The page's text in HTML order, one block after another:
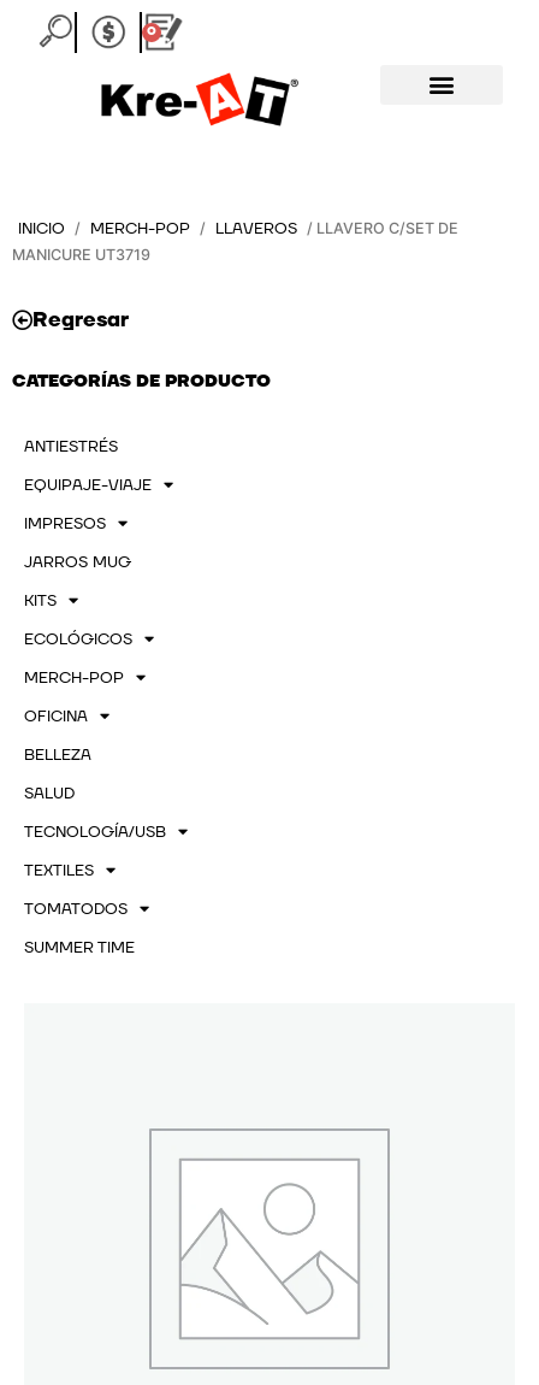
0
Carrito
INICIO / MERCH-POP / LLAVEROS / LLAVERO C/SET DE
MANICURE UT3719
Regresar
CATEGORÍAS DE PRODUCTO
ANTIESTRÉS
EQUIPAJE-VIAJE
IMPRESOS
JARROS MUG
KITS
ECOLÓGICOS
MERCH-POP
OFICINA
BELLEZA
SALUD
TECNOLOGÍA/USB
TEXTILES
TOMATODOS
SUMMER TIME